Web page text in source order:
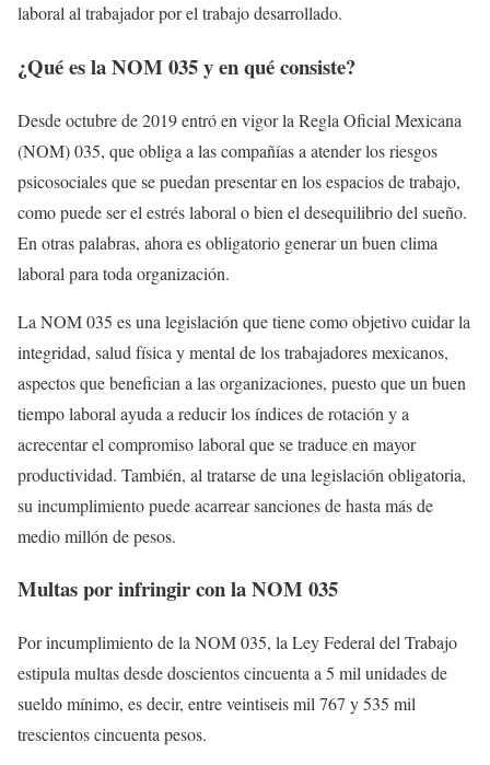
laboral al trabajador por el trabajo desarrollado.
¿Qué es la NOM 035 y en qué consiste?
Desde octubre de 2019 entró en vigor la Regla Oficial Mexicana
(NOM) 035, que obliga a las compañías a atender los riesgos
psicosociales que se puedan presentar en los espacios de trabajo,
como puede ser el estrés laboral o bien el desequilibrio del sueño.
En otras palabras, ahora es obligatorio generar un buen clima
laboral para toda organización.
La NOM 035 es una legislación que tiene como objetivo cuidar la
integridad, salud física y mental de los trabajadores mexicanos,
aspectos que benefician a las organizaciones, puesto que un buen
tiempo laboral ayuda a reducir los índices de rotación y a
acrecentar el compromiso laboral que se traduce en mayor
productividad. También, al tratarse de una legislación obligatoria,
su incumplimiento puede acarrear sanciones de hasta más de
medio millón de pesos.
Multas por infringir con la NOM 035
Por incumplimiento de la NOM 035, la Ley Federal del Trabajo
estipula multas desde doscientos cincuenta a 5 mil unidades de
sueldo mínimo, es decir, entre veintiseis mil 767 y 535 mil
trescientos cincuenta pesos.